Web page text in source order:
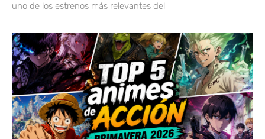
uno de los estrenos más relevantes del